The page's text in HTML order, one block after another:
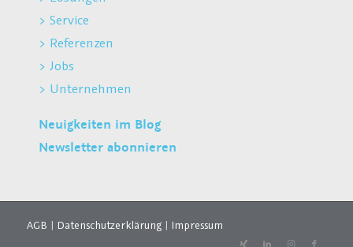
> Service
> Referenzen
> Jobs
> Unternehmen
Neuigkeiten im Blog
Newsletter abonnieren
AGB | Datenschutzerklärung| Impressum